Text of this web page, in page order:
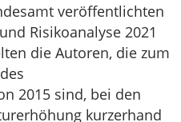
veröffentlichten
Risikoanalyse 2021
die Autoren, die zum
2015 sind, bei den
kurzerhand